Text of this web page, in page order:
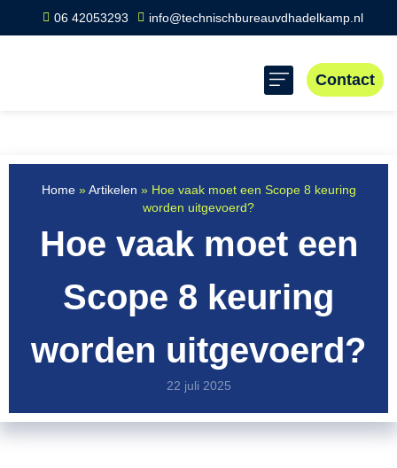
06 42053293 info@technischbureauvdhadelkamp.nl
Contact
Home» Artikelen » Hoe vaak moet een Scope 8 keuring
worden uitgevoerd?
Hoe vaak moet een
Scope 8 keuring
worden uitgevoerd?
22 juli 2025